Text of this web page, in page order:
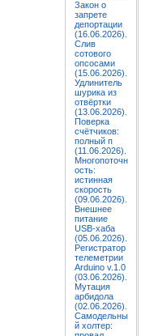
Закон о
запрете
депортации
(16.06.2026).
Слив
сотового
опсосами
(15.06.2026).
Удлинитель
шурика из
отвёртки
(13.06.2026).
Поверка
счётчиков:
полный п
(11.06.2026).
Многопоточн
ость:
истинная
скорость
(09.06.2026).
Внешнее
питание
USB-хаба
(05.06.2026).
Регистратор
телеметрии
Arduino v.1.0
(03.06.2026).
Мутация
арбидола
(02.06.2026).
Самодельны
й холтер: